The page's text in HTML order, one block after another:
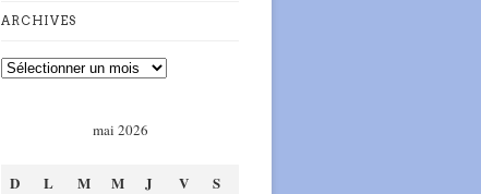
ARCHIVES
mai 2026
D L M M J V S